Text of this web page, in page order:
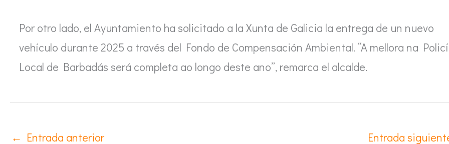
Por otro lado, el Ayuntamiento ha solicitado a la Xunta de Galicia la entrega de un nuevo
vehículo durante 2025 a través del Fondo de Compensación Ambiental. “A mellora na
Local de Barbadás será completa ao longo deste ano”, remarca el alcalde.
← Entrada anterior Entrada